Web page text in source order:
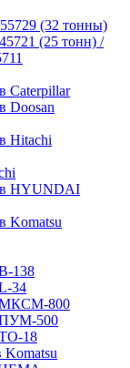
(32 тонны)
(25 тонн) /
Caterpillar
Doosan
Hitachi
HYUNDAI
Komatsu
138
34
МКСМ-800
ПУМ-500
ТО-18
Komatsu